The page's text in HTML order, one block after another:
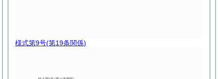
様式第9号(第19条関係)